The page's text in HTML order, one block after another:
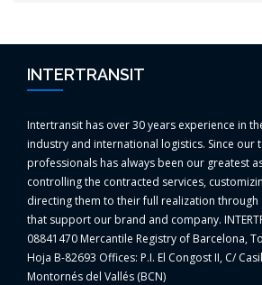
INTERTRANSIT
Intertransit has over 30 years experience in
industry and international logistics. Since our
professionals has always been our greatest
controlling the contracted services,
directing them to their full realization through
that support our brand and company.
08841470 Mercantile Registry of Barcelona,
Hoja B-82693 Offices: P.I. El Congost II, C/
Montornés del Vallés (BCN)